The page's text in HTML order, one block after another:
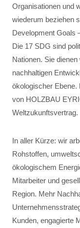
Organisationen und
wiederum beziehen
Development Goals
Die 17 SDG sind
Nationen. Sie
nachhaltigen
ökologischer Ebene.
von HOLZBAU
Weltzukunftsvertrag.
In aller Kürze: wir
Rohstoffen,
ökologischem
Mitarbeiter und
Region. Mehr
Kunden, engagierte